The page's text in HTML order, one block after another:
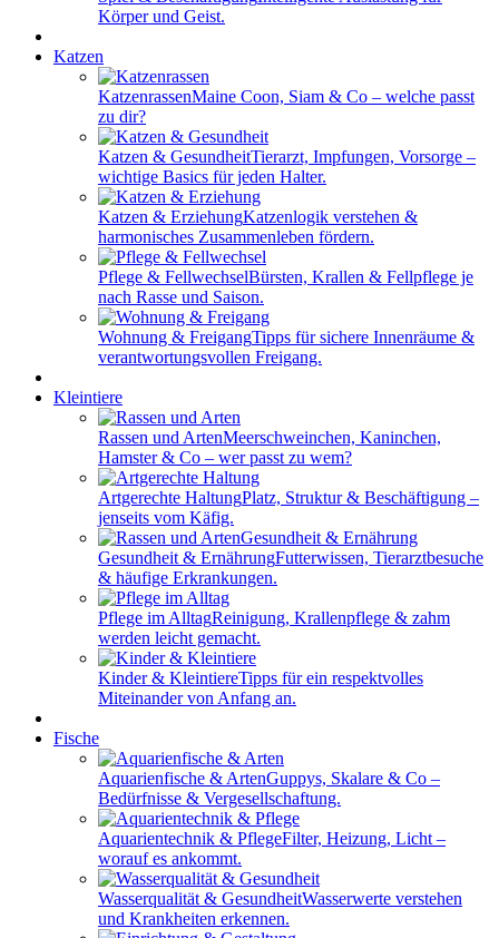
Körper und Geist.
Katzen
KatzenrassenMaine Coon, Siam & Co – welche passt
zu dir?
Katzen & GesundheitTierarzt, Impfungen, Vorsorge –
wichtige Basics für jeden Halter.
Katzen & ErziehungKatzenlogik verstehen &
harmonisches Zusammenleben fördern.
Pflege & FellwechselBürsten, Krallen & Fellpflege je
nach Rasse und Saison.
Wohnung & FreigangTipps für sichere Innenräume &
verantwortungsvollen Freigang.
Kleintiere
Rassen und ArtenMeerschweinchen, Kaninchen,
Hamster & Co – wer passt zu wem?
Artgerechte HaltungPlatz, Struktur & Beschäftigung –
jenseits vom Käfig.
Gesundheit & ErnährungFutterwissen, Tierarztbesuche
& häufige Erkrankungen.
Pflege im AlltagReinigung, Krallenpflege & zahm
werden leicht gemacht.
Kinder & KleintiereTipps für ein respektvolles
Miteinander von Anfang an.
Fische
Aquarienfische & ArtenGuppys, Skalare & Co –
Bedürfnisse & Vergesellschaftung.
Aquarientechnik & PflegeFilter, Heizung, Licht –
worauf es ankommt.
Wasserqualität & GesundheitWasserwerte verstehen
und Krankheiten erkennen.